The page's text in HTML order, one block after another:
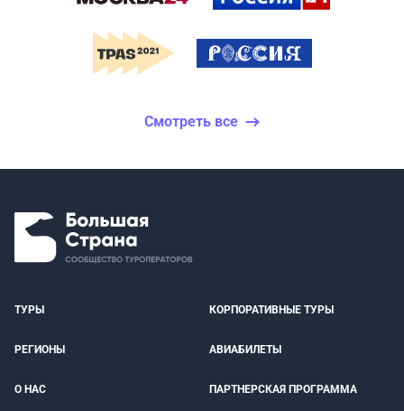
Смотреть все
ТУРЫ КОРПОРАТИВНЫЕ ТУРЫ
РЕГИОНЫ АВИАБИЛЕТЫ
О НАС ПАРТНЕРСКАЯ ПРОГРАММА